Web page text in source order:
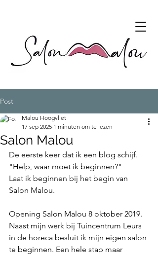
Post
Salon Malou
Malou Hoogvliet
17 sep 2025 1 minuten om te lezen
De eerste keer dat ik een blog schijf.
"Help, waar moet ik beginnen?"
Laat ik beginnen bij het begin van
Salon Malou.
Opening Salon Malou 8 oktober 2019.
Naast mijn werk bij Tuincentrum Leurs
in de horeca besluit ik mijn eigen salon
te beginnen. Een hele stap maar